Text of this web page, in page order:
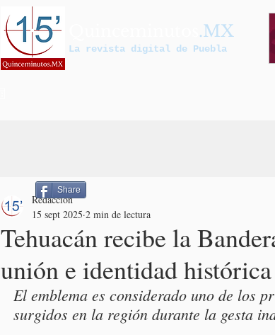
.MX
La revista digital de Puebla
Tehuacán recibe la
unión e identidad histórica
Redacción
15 sept 2025 2 min de lectura
El emblema es considerado uno de los
surgidos en la región durante la gesta
Share